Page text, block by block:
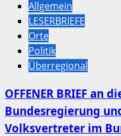
Allgemein
LESERBRIEFE
Orte
Politik
Überregional
OFFENER BRIEF an
Bundesregierung
Volksvertreter im